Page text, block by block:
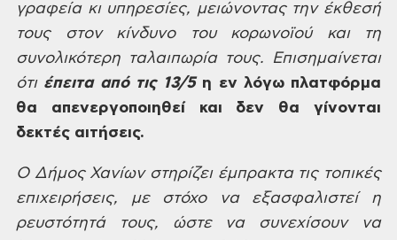
γραφεία κιυπηρεσίες, μειώνοντας την έκθεσή
τουςστον κίνδυνο του κορωνοϊού και τη
συνολικότερη ταλαιπωρία τους. Επισημαίνεται
ότι έπειτααπό τις 13/5 η εν λόγω πλατφόρμα
θα απενεργοποιηθείκαι δεν θα γίνονται
δεκτές αιτήσεις.
ΟΔήμος Χανίων στηρίζει έμπρακτα τιςτοπικές
επιχειρήσεις, με στόχο ναεξασφαλιστεί η
ρευστότητά τους, ώστενα συνεχίσουν να